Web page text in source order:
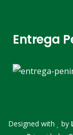
Entrega
Designed with by